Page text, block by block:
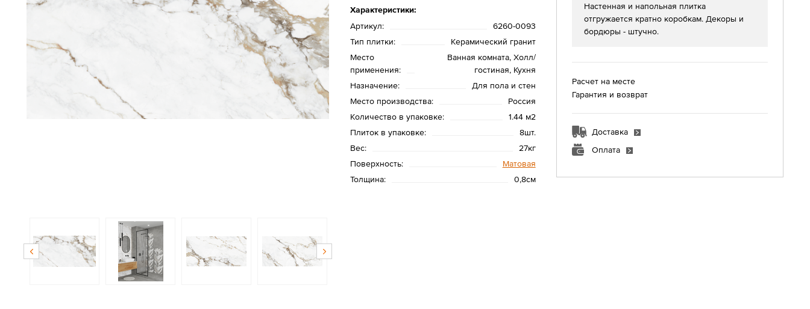
Характеристики:
Артикул:
6260-0093
Тип плитки:
Керамический гранит
Место
применения:
Ванная комната, Холл/
гостиная, Кухня
Назначение:
Для пола и стен
Место производства:
Россия
Количество в упаковке:
1.44 м2
Плиток в упаковке:
8шт.
Вес:
27кг
Поверхность:
Матовая
Толщина:
0,8см
Настенная и напольная плитка
отгружается кратно коробкам. Декоры и
бордюры - штучно.
Расчет на месте
Гарантия и возврат
Доставка
Оплата